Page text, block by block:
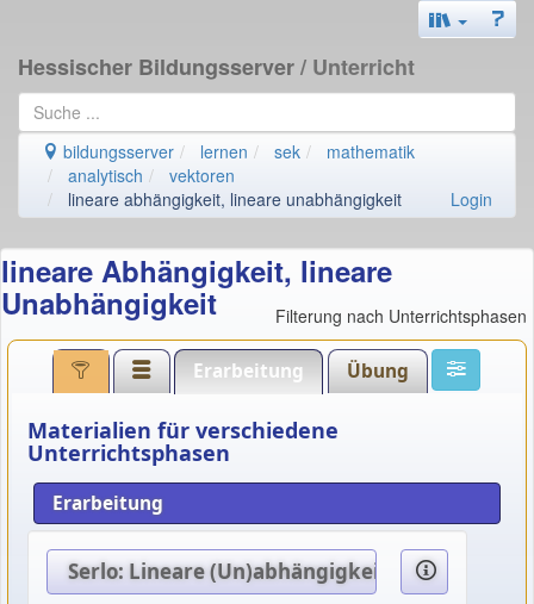
Hessischer Bildungsserver/ Unterricht
bildungsserver lernen sek
mathematik
analytisch
vektoren
lineare abhängigkeit, lineare unabhängigkeit
Login
lineare Abhängigkeit, lineare
Unabhängigkeit Filterung nach Unterrichtsphasen
Erarbeitung Übung
Materialien für verschiedene
Unterrichtsphasen
Erarbeitung
Serlo: Lineare (Un)abhängigkeit